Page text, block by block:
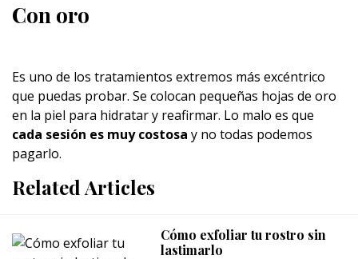
Con oro
Es uno de los tratamientos extremos más excéntrico
que puedas probar. Se colocan pequeñas hojas de oro
en la piel para hidratar y reafirmar. Lo malo es que
cada sesión es muy costosa y no todas podemos
pagarlo.
Related Articles
Cómo exfoliar tu rostro sin
lastimarlo